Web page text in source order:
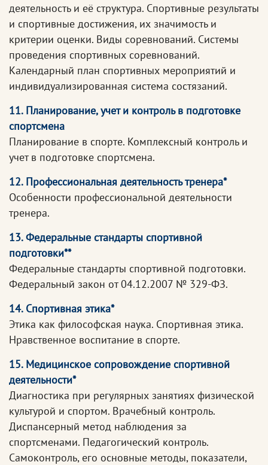
деятельность и её структура. Спортивные результаты
и спортивные достижения, их значимость и
критерии оценки. Виды соревнований. Системы
проведения спортивных соревнований.
Календарный план спортивных мероприятий и
индивидуализированная система состязаний.
11. Планирование, учет и контроль в подготовке
спортсмена
Планирование в спорте. Комплексный контроль и
учет в подготовке спортсмена.
12. Профессиональная деятельность тренера*
Особенности профессиональной деятельности
тренера.
13. Федеральные стандарты спортивной
подготовки**
Федеральные стандарты спортивной подготовки.
Федеральный закон от 04.12.2007 № 329-ФЗ.
14. Спортивная этика*
Этика как философская наука. Спортивная этика.
Нравственное воспитание в спорте.
15. Медицинское сопровождение спортивной
деятельности*
Диагностика при регулярных занятиях физической
культурой и спортом. Врачебный контроль.
Диспансерный метод наблюдения за
спортсменами. Педагогический контроль.
Самоконтроль, его основные методы, показатели,